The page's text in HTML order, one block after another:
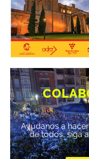
Ayúdanos a
de todos, siga